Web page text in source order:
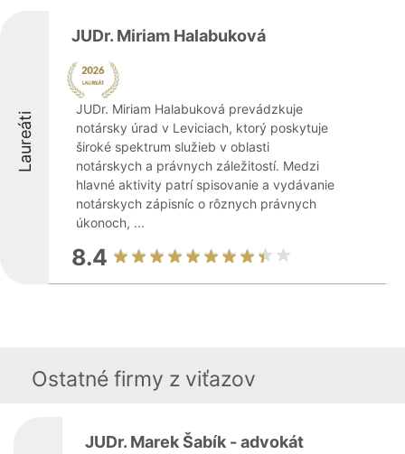
Laureáti
JUDr. Miriam Halabuková
JUDr. Miriam Halabuková prevádzkuje
notársky úrad v Leviciach, ktorý poskytuje
široké spektrum služieb v oblasti
notárskych a právnych záležitostí. Medzi
hlavné aktivity patrí spisovanie a vydávanie
notárskych zápisníc o rôznych právnych
úkonoch, ...
8.4
Ostatné firmy z viťazov
JUDr. Marek Šabík - advokát